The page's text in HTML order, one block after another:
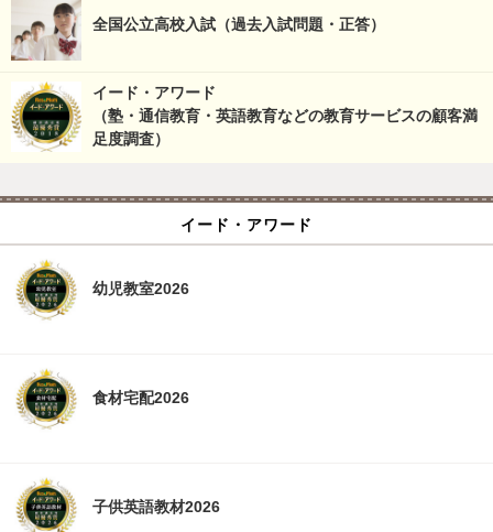
全国公立高校入試（過去入試問題・正答）
イード・アワード
（塾・通信教育・英語教育などの教育サービスの顧客満
足度調査）
イード・アワード
幼児教室2026
食材宅配2026
子供英語教材2026